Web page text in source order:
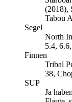
(2018),
Tabou
Segel
North
5.4,
Finnen
Tribal
38,
SUP
Ja